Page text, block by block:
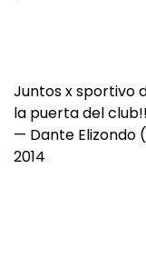
Juntos x sportivo
la puerta del
— Dante Elizondo
2014